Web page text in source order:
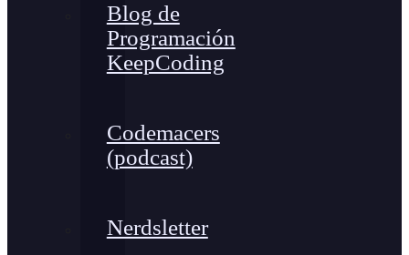
Blog de
Programación
KeepCoding
Codemacers
(podcast)
Nerdsletter